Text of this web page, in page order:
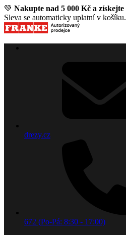
💚 Nakupte nad 5 000 Kč a
Sleva se automaticky uplatní v košíku.
drezy.cz
672 (Po-Pá: 8:30 - 17:00)